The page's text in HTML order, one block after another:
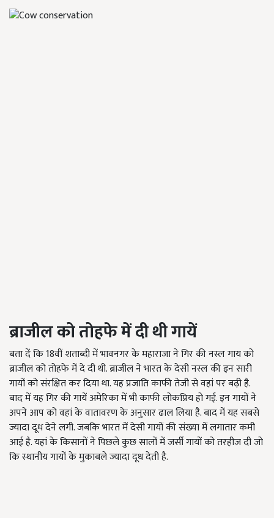
ब्राजील को तोहफे में दी थी गायें
बता दें कि 18वीं शताब्दी में भावनगर के महाराजा ने गिर की नस्ल गाय को
ब्राजील को तोहफे में दे दी थी. ब्राजील ने भारत के देसी नस्ल की इन सारी
गायों को संरक्षित कर दिया था. यह प्रजाति काफी तेजी से वहां पर बढ़ी है.
बाद में यह गिर की गायें अमेरिका में भी काफी लोकप्रिय हो गई. इन गायों ने
अपने आप को वहां के वातावरण के अनुसार ढाल लिया है. बाद में यह सबसे
ज्यादा दूध देने लगी. जबकि भारत में देसी गायों की संख्या में लगातार कमी
आई है. यहां के किसानों ने पिछले कुछ सालों में जर्सी गायों को तरहीज दी जो
कि स्थानीय गायों के मुकाबले ज्यादा दूध देती है.